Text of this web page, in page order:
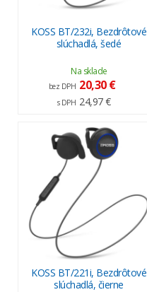
KOSS BT/232i, Bezdrôtové
slúchadlá, šedé
Na sklade
bez DPH 20,30 €
s DPH 24,97 €
KOSS BT/221i, Bezdrôtové
slúchadlá, čierne